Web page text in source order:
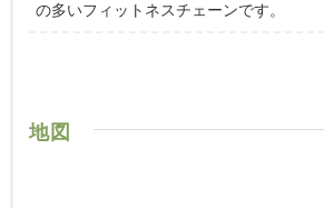
の多いフィットネスチェーンです。
地図